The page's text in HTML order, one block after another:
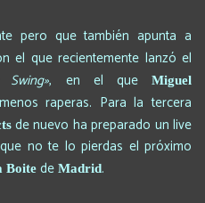
pero que también apunta a
el que recientemente lanzó el
Swing», en el queMiguel
raperas. Para la tercera
de nuevo ha preparado un live
no te lo pierdas el próximo
Boite de Madrid.